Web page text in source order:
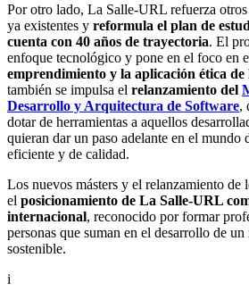
Por otro lado, La Salle-URL refuerza
ya existentes y reformula el plan de
cuenta con 40 años de trayectoria. El
enfoque tecnológico y pone en el foco en
emprendimiento y la aplicación ética
también se impulsa el relanzamiento del
Desarrollo y Arquitectura de Software,
dotar de herramientas a aquellos
quieran dar un paso adelante en el mundo
eficiente y de calidad.
Los nuevos másters y el relanzamiento de
el posicionamiento de La Salle-URL
internacional, reconocido por formar
personas que suman en el desarrollo de
sostenible.
i